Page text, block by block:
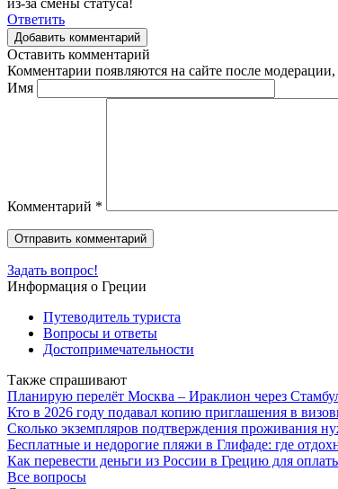
Ответить
Добавить комментарий
Оставить комментарий
Комментарии появляются на сайте после
Имя
Комментарий *
Задать вопрос!
Информация о Греции
Путеводитель туриста
Вопросы и ответы
Достопримечательности
Также спрашивают
Планирую перелёт Москва – Ираклион через
Кто в 2026 году подавал копию приглашения в
Сколько экземпляров подтверждения проживания
Бесплатные и недорогие пляжи в Глифаде: где
Как перевести деньги из России в Грецию для
Все вопросы